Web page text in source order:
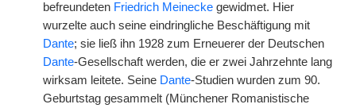
befreundeten Friedrich Meinecke gewidmet. Hier
wurzelte auch seine eindringliche Beschäftigung mit
Dante; sie ließ ihn 1928 zum Erneuerer der Deutschen
Dante-Gesellschaft werden, die er zwei Jahrzehnte lang
wirksam leitete. Seine Dante-Studien wurden zum 90.
Geburtstag gesammelt (Münchener Romanistische